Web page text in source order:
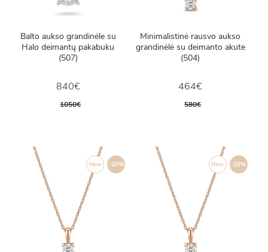
Balto aukso grandinėle su
Halo deimantų pakabuku
(507)
840€
1050€
Minimalistinė rausvo aukso
grandinėlė su deimanto akute
(504)
464€
580€
-20%
New -20%
New